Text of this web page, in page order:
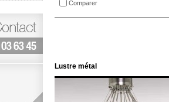
Comparer
Lustre métal